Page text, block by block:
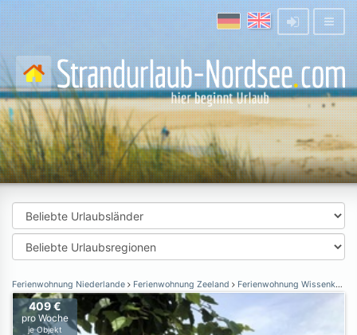
Ferienwohnung Niederlande Ferienwohnung Zeeland Ferienwohnung Wissenkerke
409 €
pro Woche
je Objekt